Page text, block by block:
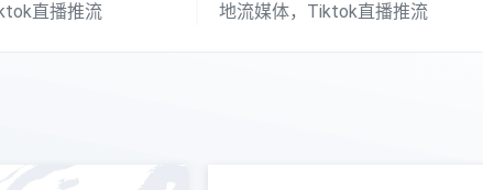
直播推流
地流媒体，Tiktok直播推流